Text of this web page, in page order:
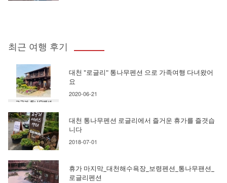
최근 여행 후기
대천 "로글리" 통나무펜션 으로 가족여행 다녀왔어
요
2020-06-21
대천 통나무펜션 로글리에서 즐거운 휴가를 즐겻습
니다
2018-07-01
휴가 마지막_대천해수욕장_보령펜션_통나무팬션_
로글리펜션